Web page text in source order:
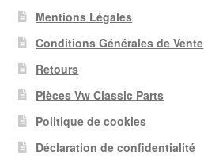
Mentions Légales
Conditions Générales de Vente
Retours
Pièces Vw Classic Parts
Politique de cookies
Déclaration de confidentialité